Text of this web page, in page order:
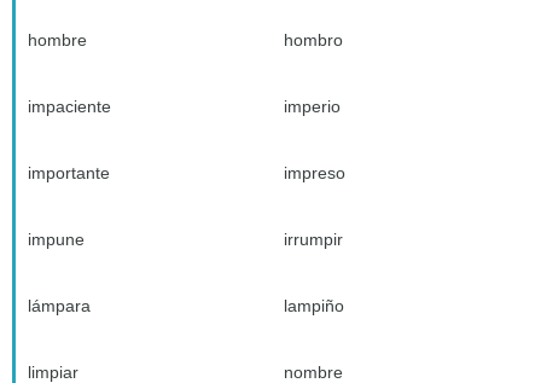
hombre hombro
impaciente imperio
importante impreso
impune irrumpir
lámpara lampiño
limpiar nombre